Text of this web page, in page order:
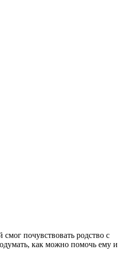
почувствовать родство с
как можно помочь ему и